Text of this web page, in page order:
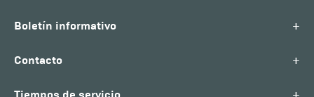
Boletín informativo +
Contacto +
Tiempos de servicio